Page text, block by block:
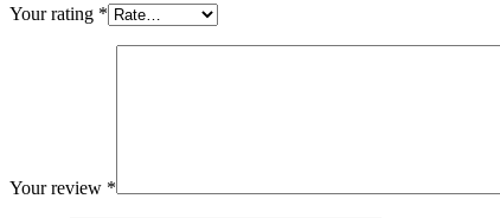
Your rating *
Your review *